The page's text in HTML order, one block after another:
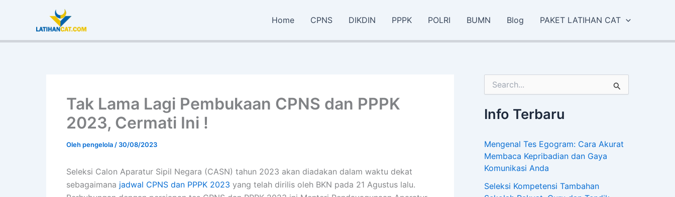
Home CPNS DIKDIN PPPK POLRI BUMN Blog PAKET LATIHAN CAT
Tak Lama Lagi Pembukaan CPNS dan PPPK
2023, Cermati Ini !
Olehpengelola / 30/08/2023
Seleksi Calon Aparatur Sipil Negara (CASN) tahun 2023 akan diadakan dalam waktu dekat
sebagaimana jadwal CPNS dan PPPK 2023 yang telah dirilis oleh BKN pada 21 Agustus lalu.
a
t
u
k
Info Terbaru
Mengenal Tes Egogram: Cara Akurat
Membaca Kepribadian dan Gaya
Komunikasi Anda
Seleksi Kompetensi Tambahan
t
g
i